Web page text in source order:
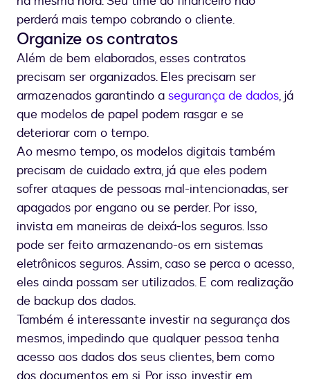
perderá mais tempo cobrando o cliente.
Organize os contratos
Além de bem elaborados, esses contratos
precisam ser organizados. Eles precisam ser
armazenados garantindo a segurança de dados, já
que modelos de papel podem rasgar e se
deteriorar com o tempo.
Ao mesmo tempo, os modelos digitais também
precisam de cuidado extra, já que eles podem
sofrer ataques de pessoas mal-intencionadas, ser
apagados por engano ou se perder. Por isso,
invista em maneiras de deixá-los seguros. Isso
pode ser feito armazenando-os em sistemas
eletrônicos seguros. Assim, caso se perca o acesso,
eles ainda possam ser utilizados. E com realização
de backup dos dados.
Também é interessante investir na segurança dos
mesmos, impedindo que qualquer pessoa tenha
acesso aos dados dos seus clientes, bem como